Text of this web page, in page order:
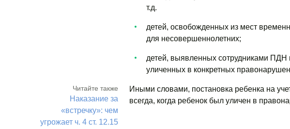
т.д.
детей, освобожденных из мест
для несовершеннолетних;
детей, выявленных сотрудниками ПДН
уличенных в конкретных
Иными словами, постановка ребенка на
всегда, когда ребенок был уличен в
Читайте также
Наказание за
«встречку»: чем
угрожает ч. 4 ст. 12.15